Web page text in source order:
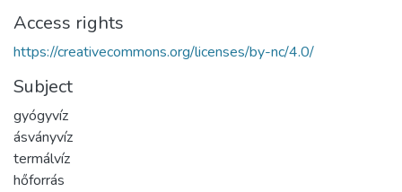
Access rights
https://creativecommons.org/licenses/by-nc/4.0/
Subject
gyógyvíz
ásványvíz
termálvíz
hőforrás